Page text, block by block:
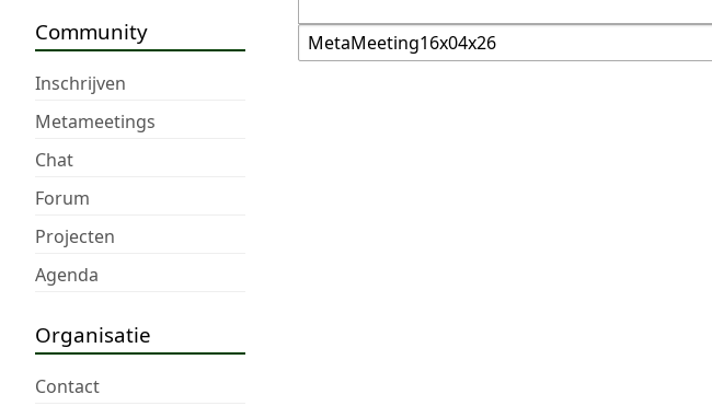
Community
Inschrijven
Metameetings
Chat
Forum
Projecten
Agenda
Organisatie
Contact